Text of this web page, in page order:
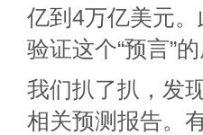
亿到4万亿美元
验证这个“预言”的
我们扒了扒，发
相关预测报告。